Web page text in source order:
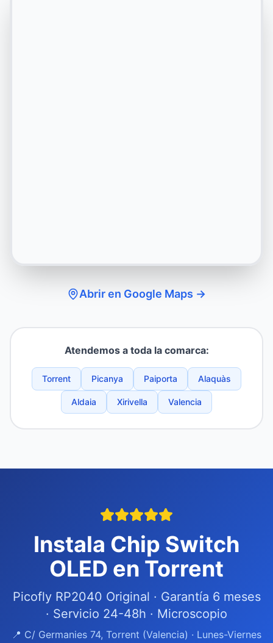
Abrir en Google Maps →
Atendemos a toda la comarca:
Torrent Picanya Paiporta Alaquàs
Aldaia Xirivella Valencia
Instala Chip Switch
OLED en Torrent
Picofly RP2040 Original · Garantía 6 meses
· Servicio 24-48h · Microscopio
📍 C/ Germanies 74, Torrent (Valencia) · Lunes-Viernes